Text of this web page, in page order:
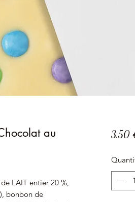
au
LAIT entier 20 %,
bonbon de
3,50